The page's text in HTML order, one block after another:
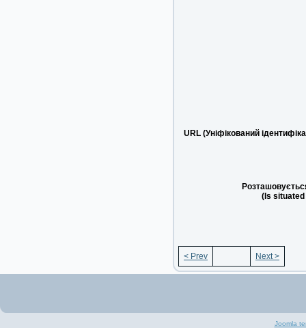
URL (Уніфікований
(Is
< Prev Next >
Joomla